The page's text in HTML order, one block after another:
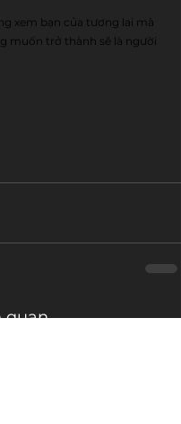
xem bạn của tương lai mà
muốn trở thành sẽ là người
quan